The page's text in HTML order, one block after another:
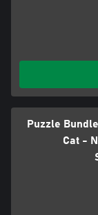
Puzzle
Cat -